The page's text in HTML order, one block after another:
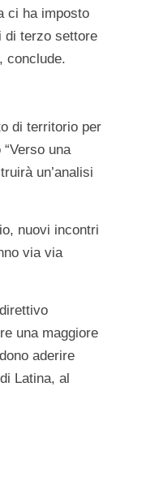
ci ha imposto
di terzo settore
conclude.
di territorio per
una
un’analisi
nuovi incontri
via via
una maggiore
aderire
Latina, al